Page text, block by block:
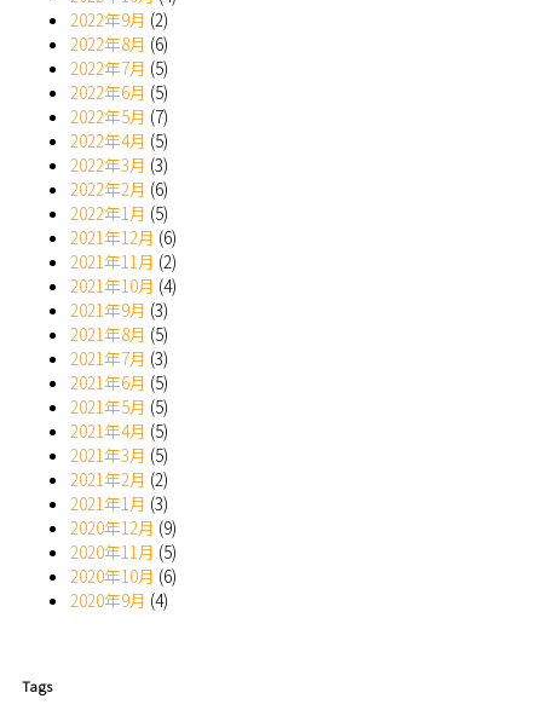
2022年9月 (2)
2022年8月 (6)
2022年7月 (5)
2022年6月 (5)
2022年5月 (7)
2022年4月 (5)
2022年3月 (3)
2022年2月 (6)
2022年1月 (5)
2021年12月 (6)
2021年11月 (2)
2021年10月 (4)
2021年9月 (3)
2021年8月 (5)
2021年7月 (3)
2021年6月 (5)
2021年5月 (5)
2021年4月 (5)
2021年3月 (5)
2021年2月 (2)
2021年1月 (3)
2020年12月 (9)
2020年11月 (5)
2020年10月 (6)
2020年9月 (4)
Tags